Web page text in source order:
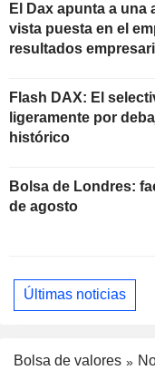
El Dax apunta a una
vista puesta en el
resultados
Flash DAX: El
ligeramente por
histórico
Bolsa de Londres:
de agosto
Últimas noticias
Bolsa de valores